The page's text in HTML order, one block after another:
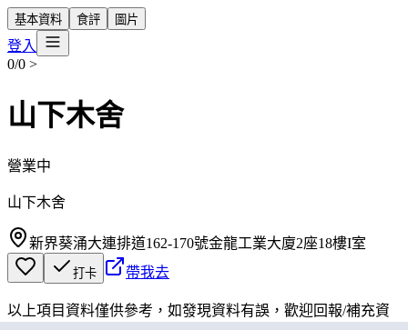
基本資料 食評 圖片
登入
0/0 >
山下木舍
營業中
山下木舍
新界葵涌大連排道162-170號金龍工業大廈2座18樓I室
打卡 帶我去
以上項目資料僅供參考，如發現資料有誤，歡迎回報/補充資